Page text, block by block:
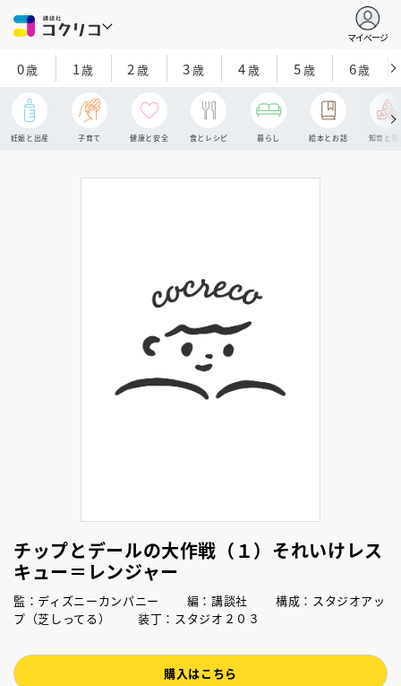
マイページ
0歳 1歳 2 歳 3歳 4歳 5歳 6歳
妊娠と出産 子育て 健康と安全 食とレシピ 暮らし 絵本とお話 知育と探
チップとデールの大作戦（１）それいけレス
キュー＝レンジャー
監：ディズニーカンパニー 編：講談社 構成：スタジオアッ
プ（芝しってる） 装丁：スタジオ２０３
購入はこちら